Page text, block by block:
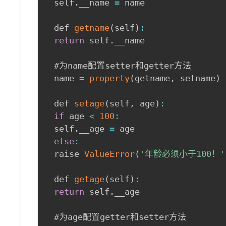
self . __name = name
def getname( self ) :
return self . __name
#为name配置setter和getter方法
name = property( getname , setname)
def setage( self , age) :
if age < 100 :
self . __age = age
else :
raise ValueError( '年龄必须小于100！'
def getage( self ) :
return self . __age
#为age配置getter和setter方法